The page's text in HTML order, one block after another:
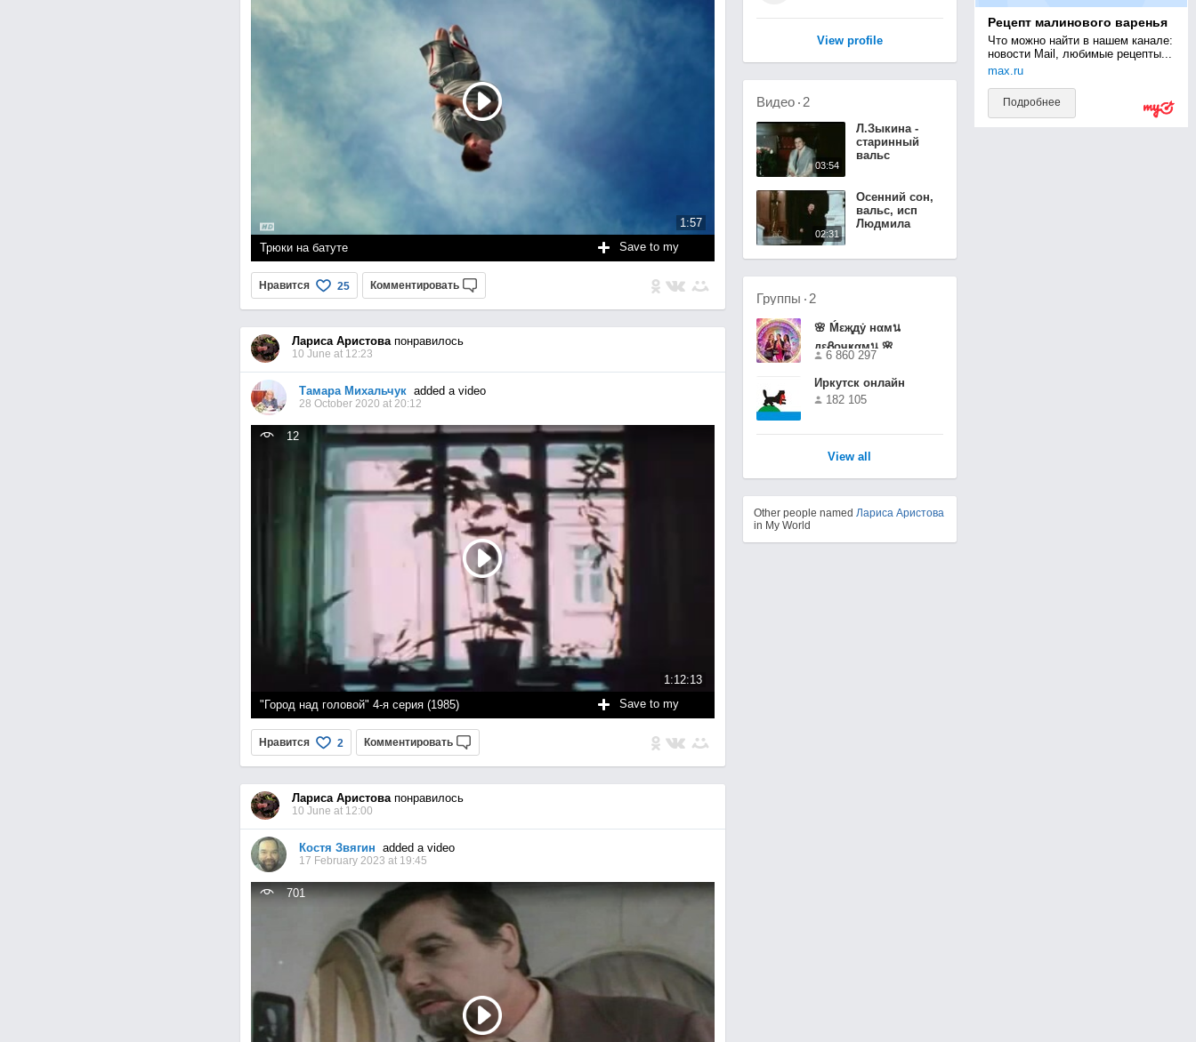
1:57
Трюки на батуте
Save to my
page
Нравится 25 Комментировать
Лариса Аристовапонравилось
10 June at 12:23
Тамара Михальчукadded a video
28 October 2020 at 20:12
1:12:13
12
"Город над головой" 4-я серия (1985)
Save to my
page
Нравится 2 Комментировать
Лариса Аристовапонравилось
10 June at 12:00
Костя Звягин added a video
17 February 2023 at 19:45
701
View profile
Рецепт малинового варенья
Что можно найти в нашем канале:
новости Mail, любимые рецепты...
max.ru
Подробнее
Видео 2
03:54
Л.Зыкина -
старинный
вальс
02:31
Осенний сон,
вальс, исп
Людмила
история
вальса
Группы 2
🌸 Ḿεҗдẏ нαмน
дεᏰочҝαмน 🌸
6 860 297
Иркутск онлайн
182 105
View all
Other people named Лариса Аристова
in My World